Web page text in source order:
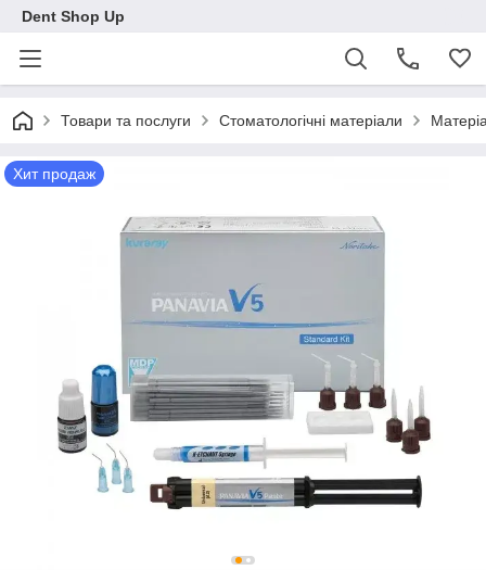
Dent Shop Up
Товари та послуги Стоматологічні матеріали
Хит продаж